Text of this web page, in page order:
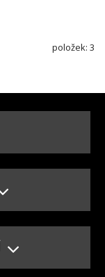
položek: 3